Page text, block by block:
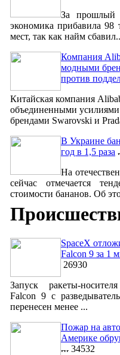
За прошлый
экономика прибавила 98
мест, так как найм
Компания
модными
против
Китайская компания
объединенными
брендами Swarovski и
В Украине
год в 1,5 раза
На
сейчас отмечается
стоимости бананов. Об
SpaceX
Falcon 9 за 1
26930
Запуск ракеты-
Falcon 9 с
перенесен менее ...
Пожар на
Америке
34532